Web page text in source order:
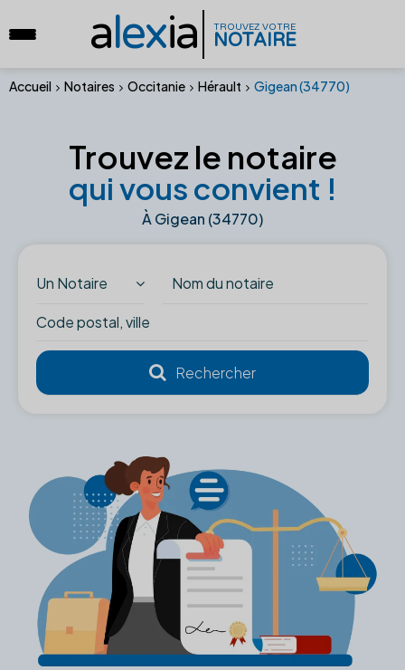
alexia TROUVEZ VOTRE
NOTAIRE
Accueil Notaires Occitanie Hérault Gigean (34770)
Trouvez le notaire
qui vous convient !
À Gigean (34770)
Un Notaire